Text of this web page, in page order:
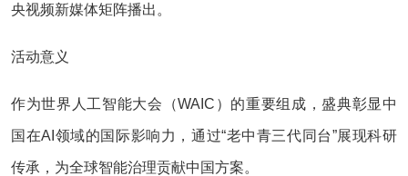
央视频新媒体矩阵播出‌。
活动意义‌
作为世界人工智能大会（WAIC）的重要组成，盛典彰显中
国在AI领域的国际影响力，通过“老中青三代同台”展现科研
传承，为全球智能治理贡献中国方案‌。